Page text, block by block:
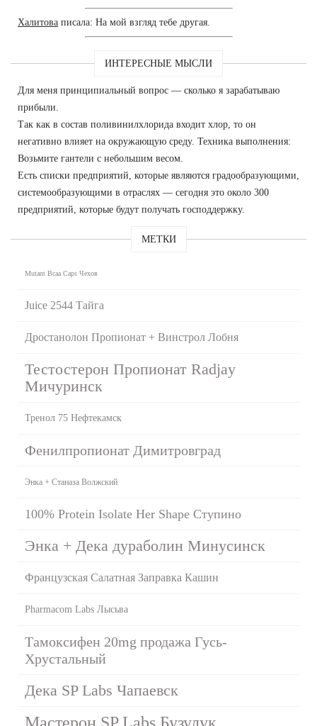
Халитова писала: На мой взгляд тебе другая.
ИНТЕРЕСНЫЕ МЫСЛИ
Для меня принципиальный вопрос — сколько я зарабатываю
прибыли.
Так как в состав поливинилхлорида входит хлор, то он
негативно влияет на окружающую среду. Техника выполнения:
Возьмите гантели с небольшим весом.
Есть списки предприятий, которые являются градообразующими,
системообразующими в отраслях — сегодня это около 300
предприятий, которые будут получать господдержку.
МЕТКИ
Mutant Bcaa Caps Чехов
Juice 2544 Тайга
Дростанолон Пропионат + Винстрол Лобня
Тестостерон Пропионат Radjay
Мичуринск
Тренол 75 Нефтекамск
Фенилпропионат Димитровград
Энка + Станаза Волжский
100% Protein Isolate Her Shape Ступино
Энка + Дека дураболин Минусинск
Французская Салатная Заправка Кашин
Pharmacom Labs Лысьва
Тамоксифен 20mg продажа Гусь-
Хрустальный
Дека SP Labs Чапаевск
Мастерон SP Labs Бузулук